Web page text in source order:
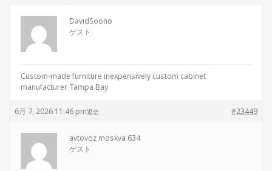
DavidSoono
ゲスト
Custom-made furniture inexpensively custom cabinet
manufacturer Tampa Bay
6月 7, 2026 11:46 pm #23449
返信
avtovoz moskva 634
ゲスト